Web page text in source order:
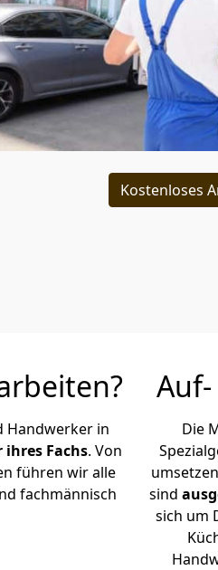
Kostenloses
Handwerker in
ihres Fachs. Von
führen wir alle
fachmännisch
Die
sind
sich um